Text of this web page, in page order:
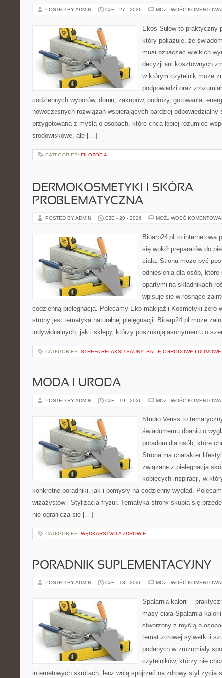
POSTED BY ADMIN CZE - 27 - 2026 MOŻLIWOŚĆ
Ekos-Sułów to praktyczny
który pokazuje, że
musi oznaczać wielkich
decyzji ani kosztownych
w którym czytelnik może
podpowiedzi oraz
codziennych wyborów, domu, zakupów, podróży, gotowania,
nowoczesnych rozwiązań wspierających bardziej odpowiedzialny
przygotowana z myślą o osobach, które chcą lepiej rozumieć
środowiskowe, ale […]
CATEGORIES: FILOZOFIA
DERMOKOSMETYKI I SKÓRA
PROBLEMATYCZNA
POSTED BY ADMIN CZE - 20 - 2026 MOŻLIWOŚĆ
Bioarp24.pl to internetowa
się wokół preparatów do
ciała. Strona może być
odniesienia dla osób,
opartymi na składnikach
wpisuje się w rosnące
codzienną pielęgnacją. Polecamy Eko-makijaż i Kosmetyki zero
strony jest tematyka naturalnej pielęgnacji. Bioarp24.pl może
indywidualnych, jak i sklepy, którzy poszukują asortymentu o
CATEGORIES: STREFA RELAKSU SAUNY, BALIĘ OGRODOWE I DOMOWE
MODA I URODA
POSTED BY ADMIN CZE - 19 - 2026 MOŻLIWOŚĆ
Studio Veriss to
świadomemu dbaniu o
poradom dla osób, które
Strona ma charakter
związane z pielęgnacją
kobiecych inspiracji, w
konkretne poradniki, jak i pomysły na codzienny wygląd.
wizażystów i Stylizacja fryzur. Tematyka strony skupia się
nie ogranicza się […]
CATEGORIES: WĘDKARSTWO A ZDROWIE
PORADNIK SUPLEMENTACYJNY
POSTED BY ADMIN CZE - 18 - 2026 MOŻLIWOŚĆ
Spalarnia kalorii –
masy ciała Spalarnia
stworzony z myślą o
temat zdrowej sylwetki i
podanych w zrozumiały
czytelników, którzy nie
internetowych skrótach, lecz wolą spojrzeć na zdrowy styl życia